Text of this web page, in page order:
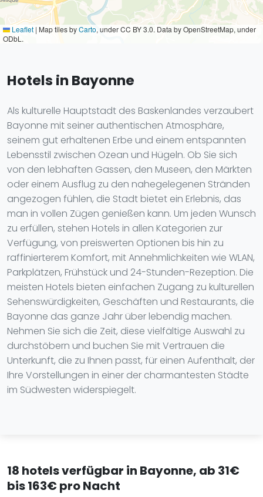
Leaflet | Map tiles byCarto, under CC BY 3.0. Data by OpenStreetMap, under
ODbL.
Hotels in Bayonne
Als kulturelle Hauptstadt des Baskenlandes verzaubert
Bayonne mit seiner authentischen Atmosphäre,
seinem gut erhaltenen Erbe und einem entspannten
Lebensstil zwischen Ozean und Hügeln. Ob Sie sich
von den lebhaften Gassen, den Museen, den Märkten
oder einem Ausflug zu den nahegelegenen Stränden
angezogen fühlen, die Stadt bietet ein Erlebnis, das
man in vollen Zügen genießen kann. Um jeden Wunsch
zu erfüllen, stehen Hotels in allen Kategorien zur
Verfügung, von preiswerten Optionen bis hin zu
raffinierterem Komfort, mit Annehmlichkeiten wie WLAN,
Parkplätzen, Frühstück und 24-Stunden-Rezeption. Die
meisten Hotels bieten einfachen Zugang zu kulturellen
Sehenswürdigkeiten, Geschäften und Restaurants, die
Bayonne das ganze Jahr über lebendig machen.
Nehmen Sie sich die Zeit, diese vielfältige Auswahl zu
durchstöbern und buchen Sie mit Vertrauen die
Unterkunft, die zu Ihnen passt, für einen Aufenthalt, der
Ihre Vorstellungen in einer der charmantesten Städte
im Südwesten widerspiegelt.
18 hotels verfügbar in Bayonne, ab 31€
bis 163€ pro Nacht